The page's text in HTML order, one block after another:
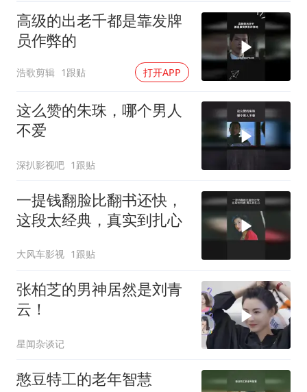
高级的出老千都是靠发牌
员作弊的
浩歌剪辑 1跟贴 打开APP
这么赞的朱珠，哪个男人
不爱
深扒影视吧 1跟贴
一提钱翻脸比翻书还快，
这段太经典，真实到扎心
大风车影视 1跟贴
张柏芝的男神居然是刘青
云！
星闻杂谈记
憨豆特工的老年智慧